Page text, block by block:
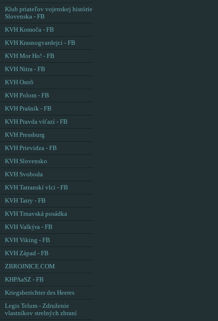
Klub priateľov vojenskej histórie
Slovenska - FB
KVH Komoča - FB
KVH Krasnogvardejci - FB
KVH Mor Ho! - FB
KVH Nitra - FB
KVH Ostrô
KVH Polom - FB
KVH Prašník - FB
KVH Pravda víťazí - FB
KVH Pressburg
KVH Prievidza - FB
KVH Slovensko
KVH Svoboda
KVH Tatranskí vlci - FB
KVH Tatry - FB
KVH Trnavská posádka
KVH Valkýra - FB
KVH Viking - FB
KVH Západ - FB
ZBROJNICE.COM
KHPAaSZ - FB
Kriegsberichter des Heeres
Legis Telum - Združenie
vlastníkov strelných zbraní